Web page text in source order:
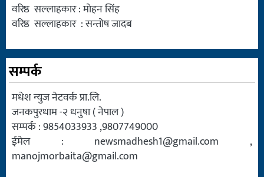
वरिष्ठ सल्लाहकार : मोहन सिंह
वरिष्ठ सल्लाहकार : सन्तोष जादब
सम्पर्क
मधेश न्युज नेटवर्क प्रा.लि.
जनकपुरधाम -२ धनुषा ( नेपाल )
सम्पर्क : 9854033933 ,9807749000
ईमेल : newsmadhesh1@gmail.com ,
manojmorbaita@gmail.com